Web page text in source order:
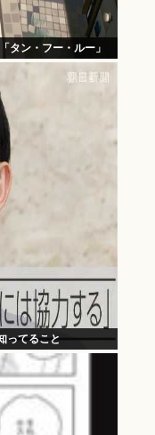
タン・フー・ルー」
ってること